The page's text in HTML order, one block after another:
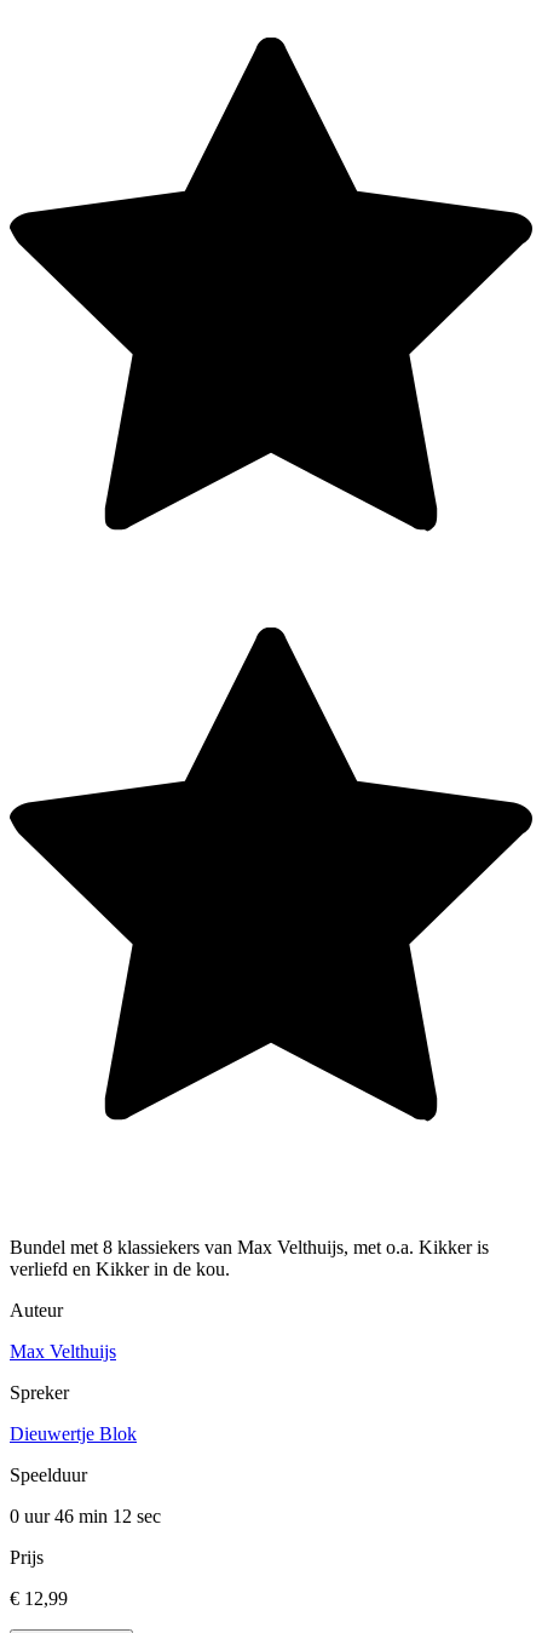
Bundel met 8 klassiekers van Max Velthuijs, met o.a. Kikker is
verliefd en Kikker in de kou.
Auteur
Max Velthuijs
Spreker
Dieuwertje Blok
Speelduur
0 uur 46 min 12 sec
Prijs
€ 12,99